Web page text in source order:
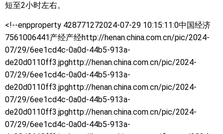
短至2小时左右。
<!--enpproperty 428771272024-07-29 10:15:11:0中国经济
7561006441产经产经http://henan.china.com.cn/pic/2024-
07/29/6ee1cd4c-0a0d-44b5-913a-
de20d0110ff3.jpghttp://henan.china.com.cn/pic/2024-
07/29/6ee1cd4c-0a0d-44b5-913a-
de20d0110ff3.jpghttp://henan.china.com.cn/pic/2024-
07/29/6ee1cd4c-0a0d-44b5-913a-
de20d0110ff3.jpghttp://henan.china.com.cn/pic/2024-
07/29/6ee1cd4c-0a0d-44b5-913a-